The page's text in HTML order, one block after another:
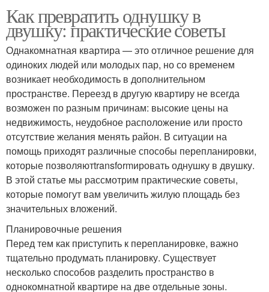
Как превратить однушку в
двушку: практические советы
Однакомнатная квартира — это отличное решение для
одиноких людей или молодых пар, но со временем
возникает необходимость в дополнительном
пространстве. Переезд в другую квартиру не всегда
возможен по разным причинам: высокие цены на
недвижимость, неудобное расположение или просто
отсутствие желания менять район. В ситуации на
помощь приходят различные способы перепланировки,
которые позволяютtransformировать однушку в двушку.
В этой статье мы рассмотрим практические советы,
которые помогут вам увеличить жилую площадь без
значительных вложений.
Планировочные решения
Перед тем как приступить к перепланировке, важно
тщательно продумать планировку. Существует
несколько способов разделить пространство в
однокомнатной квартире на две отдельные зоны.